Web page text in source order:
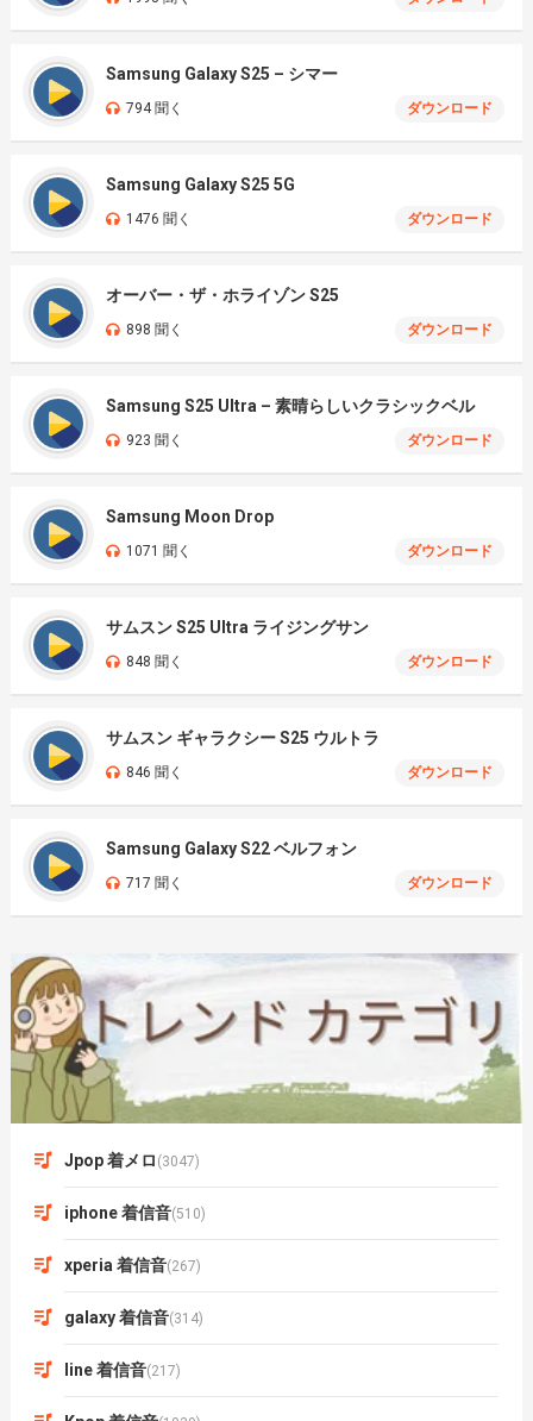
Samsung Galaxy S25 – シマー
794 聞く ダウンロード
Samsung Galaxy S25 5G
1476 聞く ダウンロード
オーバー・ザ・ホライゾン S25
898 聞く ダウンロード
Samsung S25 Ultra – 素晴らしいクラシックベル
923 聞く ダウンロード
Samsung Moon Drop
1071 聞く ダウンロード
サムスン S25 Ultra ライジングサン
848 聞く ダウンロード
サムスン ギャラクシー S25 ウルトラ
846 聞く ダウンロード
Samsung Galaxy S22 ベルフォン
717 聞く ダウンロード
Jpop 着メロ (3047)
iphone 着信音(510)
xperia 着信音(267)
galaxy 着信音(314)
line 着信音(217)